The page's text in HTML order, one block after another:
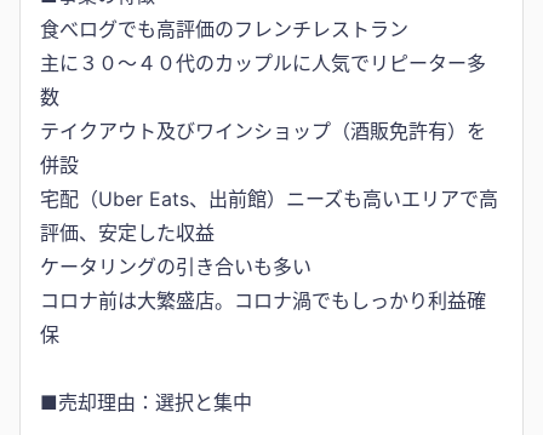
食べログでも高評価のフレンチレストラン
主に３０～４０代のカップルに人気でリピーター多
数
テイクアウト及びワインショップ（酒販免許有）を
併設
宅配（Uber Eats、出前館）ニーズも高いエリアで高
評価、安定した収益
ケータリングの引き合いも多い
コロナ前は大繁盛店。コロナ渦でもしっかり利益確
保
■売却理由：選択と集中